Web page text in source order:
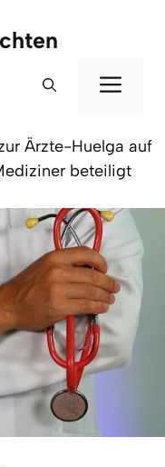
Ärzte-Huelga auf
beteiligt